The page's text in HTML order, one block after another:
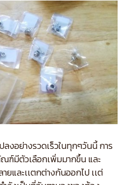
งอย่างรวดเร็วในทุกๆวันนี้ การ
ฑ์มีตัวเลือกเพิ่มมากขึ้น และ
และเเตกต่างกันออกไป เเต่